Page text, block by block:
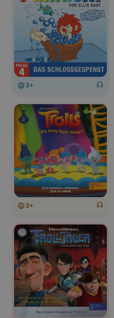
3+
3+